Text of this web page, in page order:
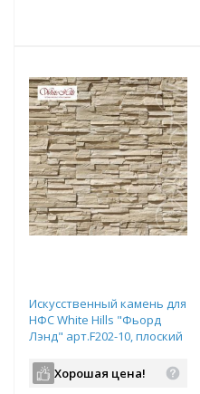
Искусственный камень для
НФС White Hills "Фьорд
Лэнд" арт.F202-10, плоский
Хорошая цена!